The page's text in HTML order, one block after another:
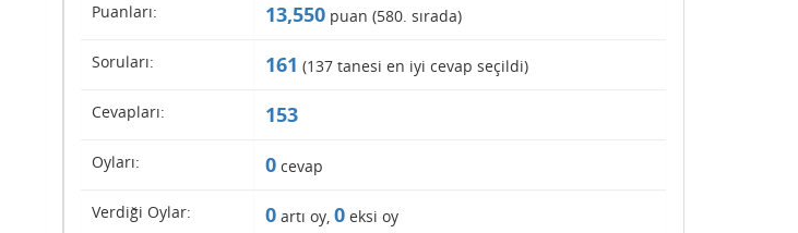
Puanları: 13,550puan (580. sırada)
Soruları: 161 (137tanesi en iyi cevap seçildi)
Cevapları: 153
Oyları: 0cevap
Verdiği Oylar: 0artı oy, 0eksi oy